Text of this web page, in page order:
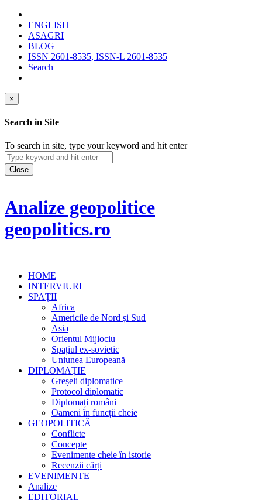
ENGLISH
ASAGRI
BLOG
ISSN 2601-8535, ISSN-L 2601-8535
Search
×
Search in Site
To search in site, type your keyword and hit enter
Close
Analize geopolitice
geopolitics.ro
HOME
INTERVIURI
SPAȚII
Africa
Americile de Nord și Sud
Asia
Orientul Mijlociu
Spațiul ex-sovietic
Uniunea Europeană
DIPLOMAȚIE
Greșeli diplomatice
Protocol diplomatic
Diplomați români
Oameni în funcții cheie
GEOPOLITICĂ
Conflicte
Concepte
Evenimente cheie în istorie
Recenzii cărți
EVENIMENTE
Analize
EDITORIAL